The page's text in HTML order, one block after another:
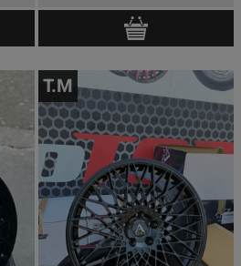
T.M